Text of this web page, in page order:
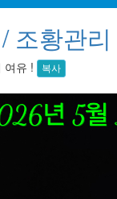
조황관리
여유 ! 복사